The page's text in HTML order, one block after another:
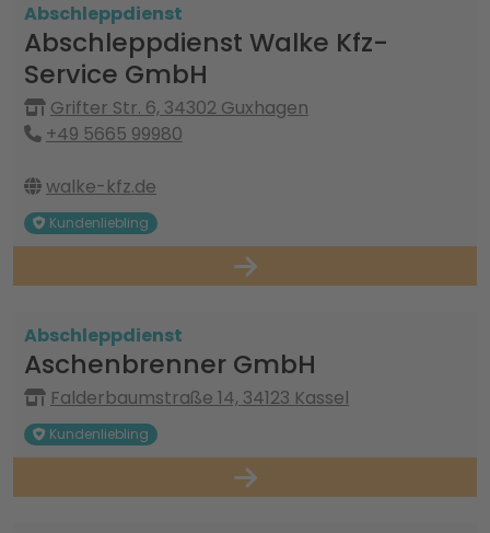
Abschleppdienst
Abschleppdienst Walke Kfz-
Service GmbH
Grifter Str. 6, 34302 Guxhagen
+49 5665 99980
walke-kfz.de
Kundenliebling
Abschleppdienst
Aschenbrenner GmbH
Falderbaumstraße 14, 34123 Kassel
Kundenliebling